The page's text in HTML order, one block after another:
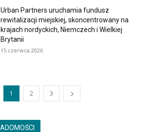
Urban Partners uruchamia fundusz
rewitalizacji miejskiej, skoncentrowany na
krajach nordyckich, Niemczech i Wielkiej
Brytanii
15 czerwca 2026
1 2 3